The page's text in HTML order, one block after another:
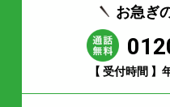
お急ぎ
【 受付時間